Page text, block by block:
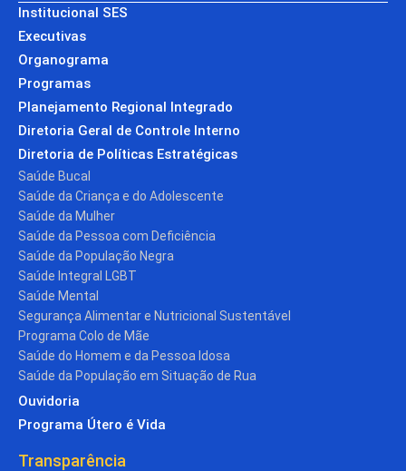
Institucional SES
Executivas
Organograma
Programas
Planejamento Regional Integrado
Diretoria Geral de Controle Interno
Diretoria de Políticas Estratégicas
Saúde Bucal
Saúde da Criança e do Adolescente
Saúde da Mulher
Saúde da Pessoa com Deficiência
Saúde da População Negra
Saúde Integral LGBT
Saúde Mental
Segurança Alimentar e Nutricional Sustentável
Programa Colo de Mãe
Saúde do Homem e da Pessoa Idosa
Saúde da População em Situação de Rua
Ouvidoria
Programa Útero é Vida
Transparência